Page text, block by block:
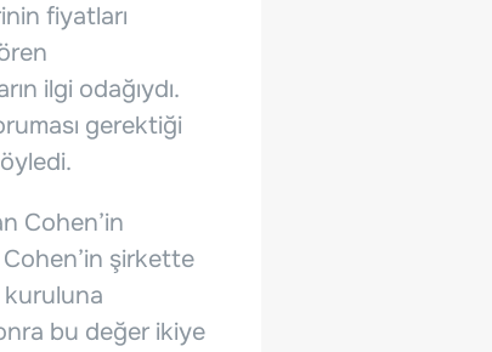
fiyatları
ilgi odağıydı.
gerektiği
Cohen’in
Cohen’in şirkette
kuruluna
bu değer ikiye